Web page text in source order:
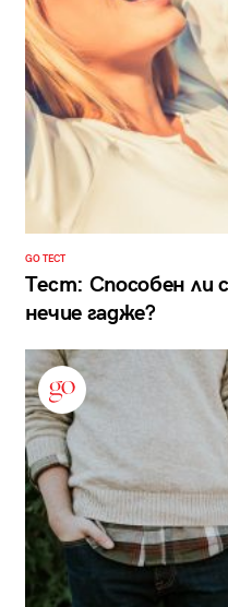
GO ТЕСТ
Тест: Способен ли
нечие гадже?